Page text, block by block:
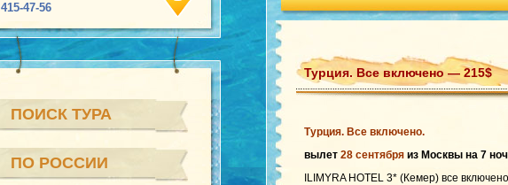
415-47-56
ПОИСК ТУРА
ПО РОССИИ
Турция. Все включено — 215$
Турция. Все включено.
вылет 28 сентября из Москвы на 7
ILIMYRA HOTEL 3* (Кемер) все